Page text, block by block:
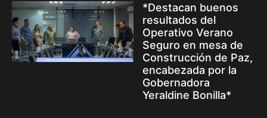
*Destacan buenos
resultados del
Operativo Verano
Seguro en mesa de
Construcción de Paz,
encabezada por la
Gobernadora
Yeraldine Bonilla*